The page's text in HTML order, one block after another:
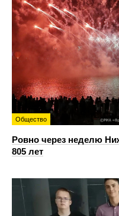
Общество
Ровно через неделю
805 лет